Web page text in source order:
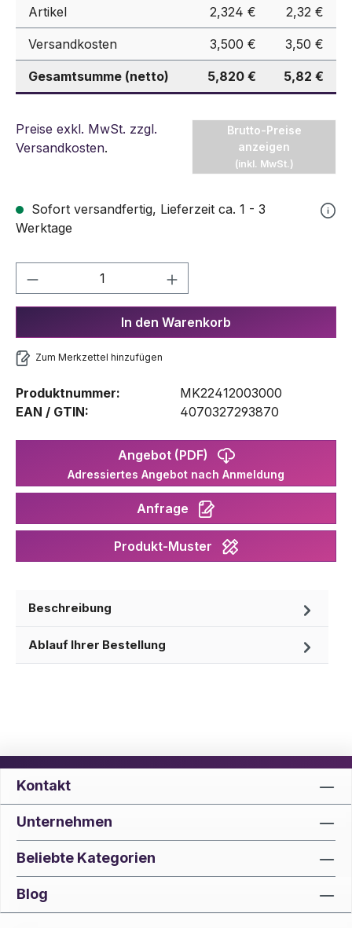
Artikel 2,324 € 2,32 €
Versandkosten 3,500 € 3,50 €
Gesamtsumme (netto) 5,820 € 5,82 €
Preise exkl. MwSt. zzgl.
Versandkosten.
Brutto-Preise
anzeigen
(inkl. MwSt.)
Sofort versandfertig, Lieferzeit ca. 1 - 3
Werktage
Produkt Anzahl: Gib den
In den Warenkorb
Zum Merkzettel hinzufügen
Produktnummer:
MK22412003000
EAN / GTIN:
4070327293870
Angebot (PDF)
Adressiertes Angebot nach Anmeldung
Anfrage
Produkt-Muster
Beschreibung
Ablauf Ihrer Bestellung
Kontakt
Unternehmen
Beliebte Kategorien
Blog